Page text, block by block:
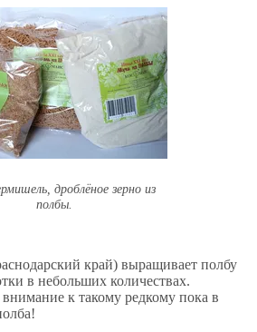
дроблёное зерно из
полбы.
край) выращивает полбу
в небольших количествах.
к такому редкому пока в